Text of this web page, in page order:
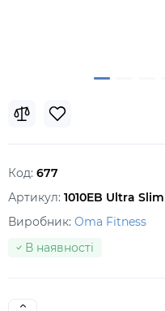
Код: 677
Артикул: 1010EB Ultra Slim
Виробник: Oma Fitness
В наявності